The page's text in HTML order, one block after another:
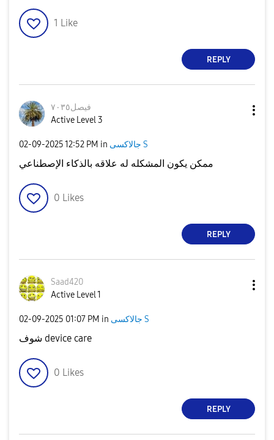
1 Like
REPLY
فيصل٧٠٣٥
Active Level 3
‎02-09-202512:52 PM in جالاكسى S
ممكن يكون المشكله له علاقه بالذكاء الإصطناعي
0 Likes
REPLY
Saad420
Active Level 1
‎02-09-2025 01:07 PM in جالاكسى S
شوف device care
0 Likes
REPLY